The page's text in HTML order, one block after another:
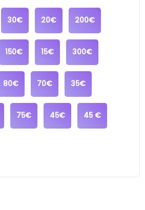
30€ 20€ 200€
150€ 15€ 300€
80€ 70€ 35€
75€ 45€ 45 €